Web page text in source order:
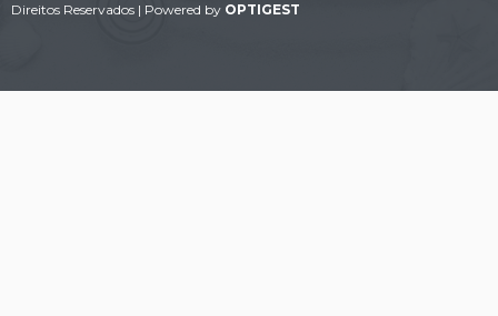
Direitos Reservados | Powered by OPTIGEST